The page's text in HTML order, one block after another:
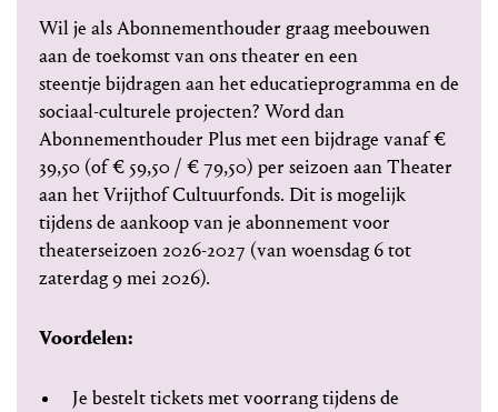
Wil je als Abonnementhouder graag meebouwen
aan de toekomst van ons theater en een
steentje bijdragen aan het educatieprogramma en de
sociaal-culturele projecten? Word dan
Abonnementhouder Plus met een bijdrage vanaf €
39,50 (of € 59,50 / € 79,50) per seizoen aan Theater
aan het Vrijthof Cultuurfonds. Dit is mogelijk
tijdens de aankoop van je abonnement voor
theaterseizoen 2026-2027 (van woensdag 6 tot
zaterdag 9 mei 2026).
Voordelen:
Je bestelt tickets met voorrang tijdens de